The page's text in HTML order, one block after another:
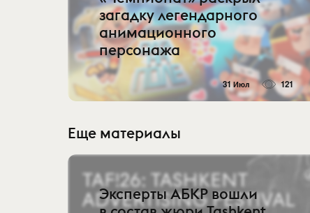
загадку легендарного
анимационного
персонажа
31 Июл 121
Еще материалы
Эксперты АБКР вошли